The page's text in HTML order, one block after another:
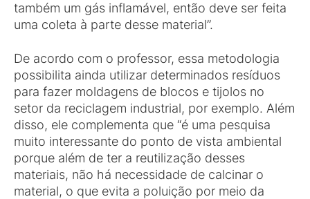
também um gás inflamável, então deve ser feita
uma coleta à parte desse material”.
De acordo com o professor, essa metodologia
possibilita ainda utilizar determinados resíduos
para fazer moldagens de blocos e tijolos no
setor da reciclagem industrial, por exemplo. Além
disso, ele complementa que “é uma pesquisa
muito interessante do ponto de vista ambiental
porque além de ter a reutilização desses
materiais, não há necessidade de calcinar o
material, o que evita a poluição por meio da